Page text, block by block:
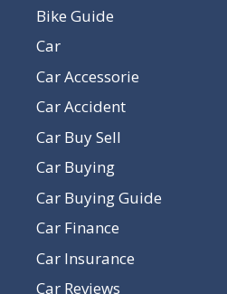
Bike Guide
Car
Car Accessorie
Car Accident
Car Buy Sell
Car Buying
Car Buying Guide
Car Finance
Car Insurance
Car Reviews